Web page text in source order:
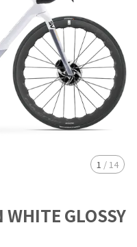
1 / 14
WHITE GLOSSY